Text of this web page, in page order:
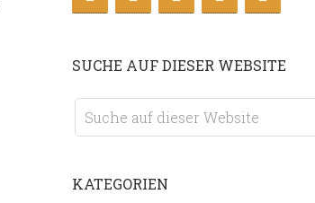
SUCHE AUF DIESER WEBSITE
KATEGORIEN